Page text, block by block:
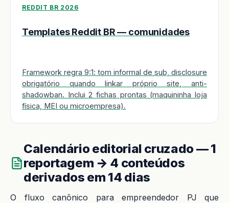
REDDIT BR 2026
Templates Reddit BR — comunidades
Framework regra 9:1: tom informal de sub, disclosure
obrigatório quando linkar próprio site, anti-
shadowban. Inclui 2 fichas prontas (maquininha loja
física, MEI ou microempresa).
Calendário editorial cruzado — 1
reportagem → 4 conteúdos
derivados em 14 dias
O fluxo canônico para empreendedor PJ que